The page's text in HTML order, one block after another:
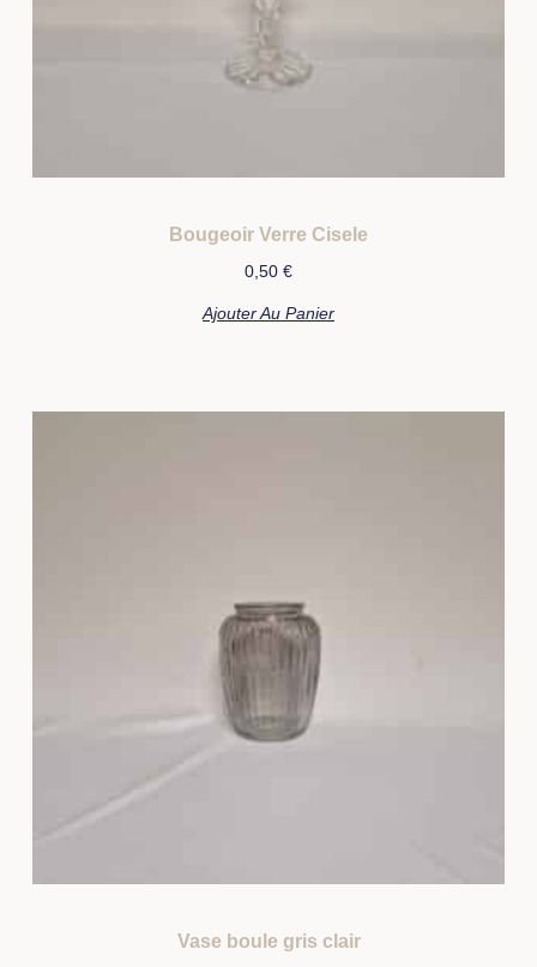
Bougeoir Verre Cisele
0,50 €
Ajouter Au Panier
Vase boule gris clair